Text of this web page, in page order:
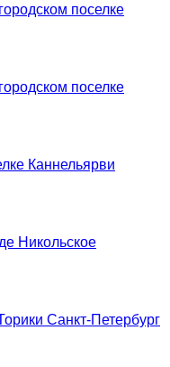
поселке
поселке
Каннельярви
Никольское
Санкт-Петербург